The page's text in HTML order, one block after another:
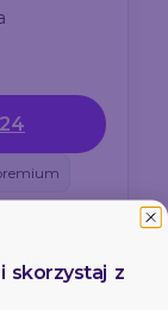
skorzystaj z